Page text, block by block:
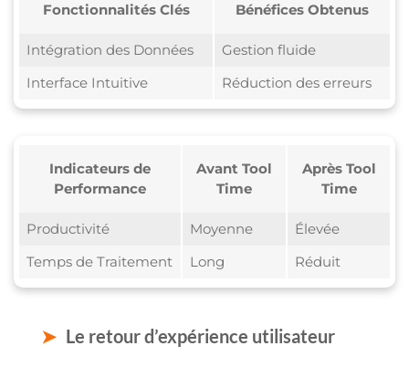
Fonctionnalités Clés Bénéfices Obtenus
Intégration des Données
Gestion fluide
Interface Intuitive
Réduction des erreurs
Indicateurs de
Performance
Avant Tool
Time
Après Tool
Time
Productivité Moyenne
Élevée
Temps de Traitement
Long Réduit
Le retour d’expérience utilisateur